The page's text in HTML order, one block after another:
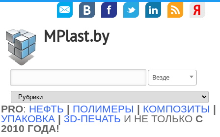
MPlast.by
Везде
PRO: НЕФТЬ | ПОЛИМЕРЫ | КОМПОЗИТЫ |
УПАКОВКА | 3D-ПЕЧАТЬ И НЕ ТОЛЬКО С
2010 ГОДА!